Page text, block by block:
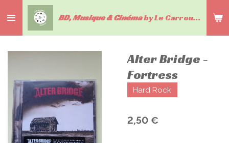
au
contenu
BD, Musique & Cinémaby Le Carrousel du livre
Alter Bridge -
Fortress
Hard Rock
2,50 €